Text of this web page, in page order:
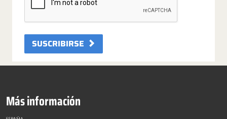
SUSCRIBIRSE
Más información